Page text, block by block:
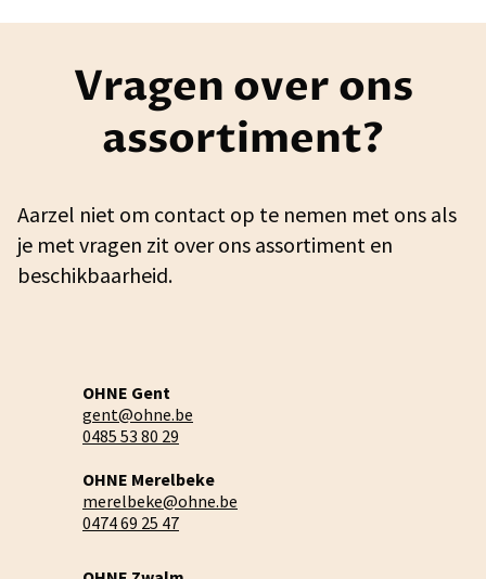
Vragen over ons
assortiment?
Aarzel niet om contact op te nemen met ons als
je met vragen zit over ons assortiment en
beschikbaarheid.
OHNE Gent
gent@ohne.be
0485 53 80 29
OHNE Merelbeke
merelbeke@ohne.be
0474 69 25 47